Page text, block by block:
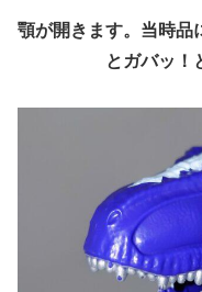
顎が開きます。当時
とガバッ！